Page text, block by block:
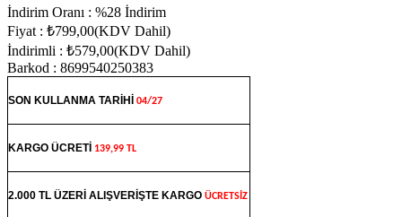
İndirim Oranı : %28 İndirim
Fiyat : ₺799,00(KDV Dahil)
İndirimli : ₺579,00(KDV Dahil)
Barkod : 8699540250383
SON KULLANMA TARİHİ04/27
KARGO ÜCRETİ 139,99 TL
2.000 TL ÜZERİ ALIŞVERİŞTE KARGOÜCRETSİZ